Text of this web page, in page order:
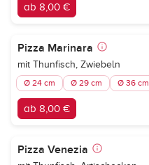
ab 8,00 €
Pizza Marinara
mit Thunfisch, Zwiebeln
Ø 24 cm Ø 29 cm Ø 36 cm
ab 8,00 €
Pizza Venezia